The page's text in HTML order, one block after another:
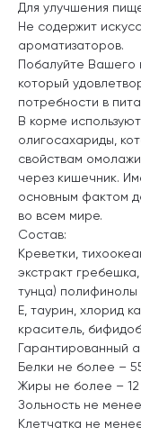
Для улучшения
Не содержит
ароматизаторов.
Побалуйте Вашего
который
потребности в
В корме
олигосахариды,
свойствам
через кишечник.
основным фактом
во всем мире.
Состав:
Креветки,
экстракт
тунца) полифинолы
Е, таурин, хлорид
краситель,
Гарантированный
Белки не более –
Жиры не более – 12
Зольность не
Клетчатка не